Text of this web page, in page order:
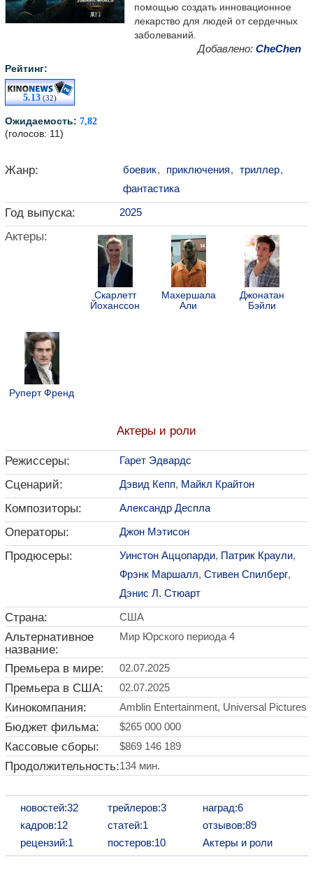
Рейтинг:
5.13 (32)
Ожидаемость: 7,82
(голосов: 11)
помощью создать инновационное
лекарство для людей от сердечных
заболеваний.
Добавлено: CheChen
Жанр: боевик, приключения, триллер,
фантастика
Год выпуска: 2025
Актеры:
Скарлетт
Йоханссон
Махершала
Али
Джонатан
Бэйли
Руперт Френд
Актеры и роли
Режиссеры: Гарет Эдвардс
Сценарий: Дэвид Кепп, Майкл Крайтон
Композиторы: Александр Деспла
Операторы: Джон Мэтисон
Продюсеры: Уинстон Аццопарди, Патрик Краули,
Фрэнк Маршалл, Стивен Спилберг,
Дэнис Л. Стюарт
Страна: США
Альтернативное
название:
Мир Юрского периода 4
Премьера в мире: 02.07.2025
Премьера в США: 02.07.2025
Кинокомпания: Amblin Entertainment, Universal Pictures
Бюджет фильма: $265 000 000
Кассовые сборы: $869 146 189
Продолжительность:134 мин.
новостей:32
кадров:12
рецензий:1
трейлеров:3
статей:1
постеров:10
наград:6
отзывов:89
Актеры и роли